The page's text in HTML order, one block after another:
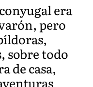
era
pero
sobre todo
de casa,